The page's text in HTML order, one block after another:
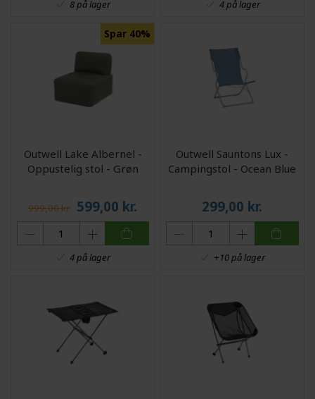
8 på lager 4 på lager
Spar 40%
Outwell Lake Albernel -
Oppustelig stol - Grøn
999,00 kr. 599,00 kr.
4 på lager
Outwell Sauntons Lux -
Campingstol - Ocean Blue
299,00 kr.
+10 på lager